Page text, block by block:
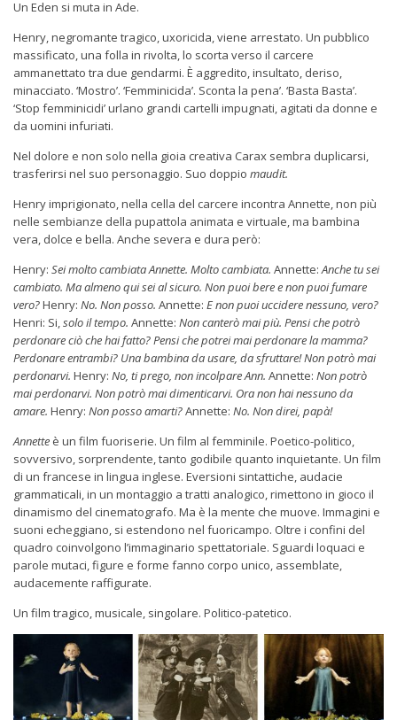
Un Eden si muta in Ade.
Henry, negromante tragico, uxoricida, viene arrestato. Un pubblico
massificato, una folla in rivolta, lo scorta verso il carcere
ammanettato tra due gendarmi. Ѐ aggredito, insultato, deriso,
minacciato. ‘Mostro’. ‘Femminicida’. Sconta la pena’. ‘Basta Basta’.
‘Stop femminicidi’ urlano grandi cartelli impugnati, agitati da donne e
da uomini infuriati.
Nel dolore e non solo nella gioia creativa Carax sembra duplicarsi,
trasferirsi nel suo personaggio. Suo doppio maudit.
Henry imprigionato, nella cella del carcere incontra Annette, non più
nelle sembianze della pupattola animata e virtuale, ma bambina
vera, dolce e bella. Anche severa e dura però:
Henry: Sei molto cambiata Annette. Molto cambiata. Annette:Anche tu sei
cambiato. Ma almeno qui sei al sicuro. Non puoi bere e non puoi fumare
vero?Henry: No. Non posso. Annette: E non puoi uccidere nessuno, vero?
Henri: Si,solo il tempo. Annette: Non canterò mai più. Pensi che potrò
perdonare ciò che hai fatto? Pensi che potrei mai perdonare la mamma?
Perdonare entrambi? Una bambina da usare, da sfruttare! Non potrò mai
perdonarvi. Henry: No, ti prego, non incolpare Ann. Annette: Non potrò
mai perdonarvi. Non potrò mai dimenticarvi. Ora non hai nessuno da
amare. Henry: Non posso amarti?Annette: No. Non direi, papà!
Annette è un film fuoriserie. Un film al femminile. Poetico-politico,
sovversivo, sorprendente, tanto godibile quanto inquietante. Un film
di un francese in lingua inglese. Eversioni sintattiche, audacie
grammaticali, in un montaggio a tratti analogico, rimettono in gioco il
dinamismo del cinematografo. Ma è la mente che muove. Immagini e
suoni echeggiano, si estendono nel fuoricampo. Oltre i confini del
quadro coinvolgono l’immaginario spettatoriale. Sguardi loquaci e
parole mutaci, figure e forme fanno corpo unico, assemblate,
audacemente raffigurate.
Un film tragico, musicale, singolare. Politico-patetico.